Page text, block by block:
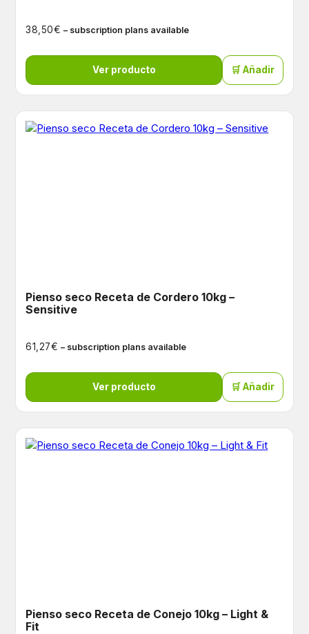
38,50€ – subscription plans available
Ver producto 🛒 Añadir
Pienso seco Receta de Cordero 10kg –
Sensitive
61,27€ – subscription plans available
Ver producto 🛒 Añadir
Pienso seco Receta de Conejo 10kg – Light &
Fit